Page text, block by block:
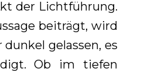
der Lichtführung.
beiträgt, wird
gelassen, es
Ob im tiefen